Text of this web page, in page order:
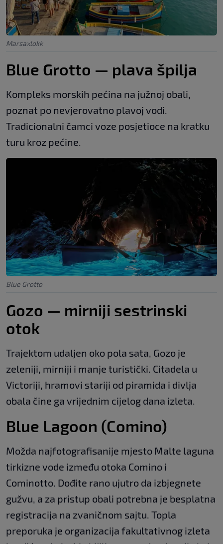
Marsaxlokk
Blue Grotto — plava špilja
Kompleks morskih pećina na južnoj obali,
poznat po nevjerovatno plavoj vodi.
Tradicionalni čamci voze posjetioce na kratku
turu kroz pećine.
Blue Grotto
Gozo — mirniji sestrinski
otok
Trajektom udaljen oko pola sata, Gozo je
zeleniji, mirniji i manje turistički. Citadela u
Victoriji, hramovi stariji od piramida i divlja
obala čine ga vrijednim cijelog dana izleta.
Blue Lagoon (Comino)
Možda najfotografisanije mjesto Malte laguna
tirkizne vode između otoka Comino i
Cominotto. Dođite rano ujutro da izbjegnete
gužvu, a za pristup obali potrebna je besplatna
registracija na zvaničnom sajtu. Topla
preporuka je organizacija fakultativnog izleta